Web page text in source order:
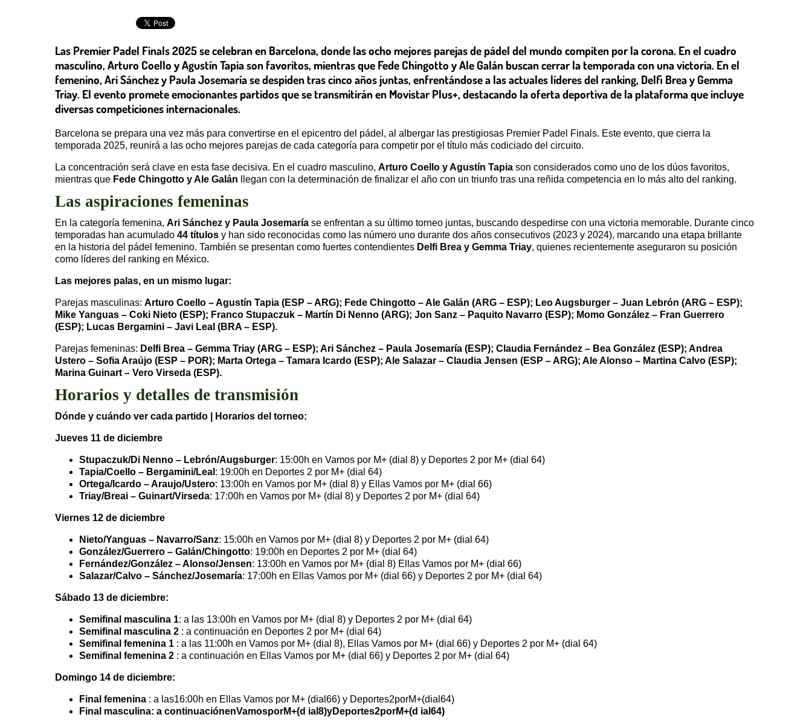
Las Premier Padel Finals 2025 se celebran en Barcelona, donde las ocho mejores parejas de pádel del mundo compiten por la corona. En el cuadro
masculino, Arturo Coello y Agustín Tapia son favoritos, mientras que Fede Chingotto y Ale Galán buscan cerrar la temporada con una victoria. En el
femenino, Ari Sánchez y Paula Josemaría se despiden tras cinco años juntas, enfrentándose a las actuales líderes del ranking, Delfi Brea y Gemma
Triay. El evento promete emocionantes partidos que se transmitirán en Movistar Plus+, destacando la oferta deportiva de la plataforma que incluye
diversas competiciones internacionales.
Barcelona se prepara una vez más para convertirse en el epicentro del pádel, al albergar las prestigiosas Premier Padel Finals. Este evento, que cierra la
temporada 2025, reunirá a las ocho mejores parejas de cada categoría para competir por el título más codiciado del circuito.
La concentración será clave en esta fase decisiva. En el cuadro masculino, Arturo Coello y Agustín Tapia son considerados como uno de los dúos favoritos,
mientras que Fede Chingotto y Ale Galán llegan con la determinación de finalizar el año con un triunfo tras una reñida competencia en lo más alto del ranking.
Las aspiraciones femeninas
En la categoría femenina, Ari Sánchez y Paula Josemaría se enfrentan a su último torneo juntas, buscando despedirse con una victoria memorable. Durante cinco
temporadas han acumulado 44 títulos y han sido reconocidas como las número uno durante dos años consecutivos (2023 y 2024), marcando una etapa brillante
en la historia del pádel femenino. También se presentan como fuertes contendientes Delfi Brea y Gemma Triay, quienes recientemente aseguraron su posición
como líderes del ranking en México.
Las mejores palas, en un mismo lugar:
Parejas masculinas: Arturo Coello – Agustín Tapia (ESP – ARG); Fede Chingotto – Ale Galán (ARG – ESP); Leo Augsburger – Juan Lebrón (ARG – ESP);
Mike Yanguas – Coki Nieto (ESP); Franco Stupaczuk – Martín Di Nenno (ARG); Jon Sanz – Paquito Navarro (ESP); Momo González – Fran Guerrero
(ESP); Lucas Bergamini – Javi Leal (BRA – ESP).
Parejas femeninas: Delfi Brea – Gemma Triay (ARG – ESP); Ari Sánchez – Paula Josemaría (ESP); Claudia Fernández – Bea González (ESP); Andrea
Ustero – Sofia Araújo (ESP – POR); Marta Ortega – Tamara Icardo (ESP); Ale Salazar – Claudia Jensen (ESP – ARG); Ale Alonso – Martina Calvo (ESP);
Marina Guinart – Vero Virseda (ESP).
Horarios y detalles de transmisión
Dónde y cuándo ver cada partido | Horarios del torneo:
Jueves 11 de diciembre
Stupaczuk/Di Nenno – Lebrón/Augsburger: 15:00h en Vamos por M+ (dial 8) y Deportes 2 por M+ (dial 64)
Tapia/Coello – Bergamini/Leal : 19:00h en Deportes 2 por M+ (dial 64)
Ortega/Icardo – Araujo/Ustero: 13:00h en Vamos por M+ (dial 8) y Ellas Vamos por M+ (dial 66)
Triay/Breai – Guinart/Virseda: 17:00h en Vamos por M+ (dial 8) y Deportes 2 por M+ (dial 64)
Viernes 12 de diciembre
Nieto/Yanguas – Navarro/Sanz: 15:00h en Vamos por M+ (dial 8) y Deportes 2 por M+ (dial 64)
González/Guerrero – Galán/Chingotto: 19:00h en Deportes 2 por M+ (dial 64)
Fernández/González – Alonso/Jensen: 13:00h en Vamos por M+ (dial 8) Ellas Vamos por M+ (dial 66)
Salazar/Calvo – Sánchez/Josemaría: 17:00h en Ellas Vamos por M+ (dial 66) y Deportes 2 por M+ (dial 64)
Sábado 13 de diciembre:
Semifinal masculina 1: a las 13:00h en Vamos por M+ (dial 8) y Deportes 2 por M+ (dial 64)
Semifinal masculina 2 : a continuación en Deportes 2 por M+ (dial 64)
Semifinal femenina 1 : a las 11:00h en Vamos por M+ (dial 8), Ellas Vamos por M+ (dial 66) y Deportes 2 por M+ (dial 64)
Semifinal femenina 2 : a continuación en Ellas Vamos por M+ (dial 66) y Deportes 2 por M+ (dial 64)
Domingo 14 de diciembre:
Final femenina : a las16:00h en Ellas Vamos por M+ (dial66) y Deportes2porM+(dial64)
Final masculina: a continuaciónenVamosporM+(d ial8)yDeportes2porM+(d ial64)